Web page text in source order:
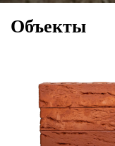
Объекты